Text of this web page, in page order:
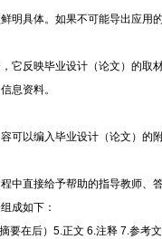
明具体。如果不可能导出应用
它反映毕业设计（论文）的
息资料。
可以编入毕业设计（论文）的
中直接给予帮助的指导教师、
成如下：
要在后）5.正文 6.注释 7.参考